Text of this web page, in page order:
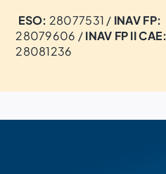
ESO: 28077531 / INAV FP:
28079606 /INAV FP II CAE:
28081236